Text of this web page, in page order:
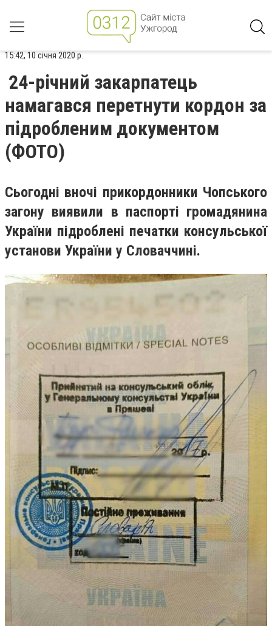
15:42, 10 січня 2020 р.
24-річний закарпатець
намагався перетнути кордон за
підробленим документом
(ФОТО)
Сьогодні вночі прикордонники Чопського
загону виявили в паспорті громадянина
України підроблені печатки консульської
установи України у Словаччині.